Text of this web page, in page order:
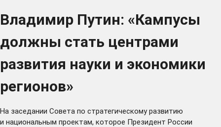
Владимир Путин: «Кампусы
должны стать центрами
развития науки и экономики
регионов»
На заседании Совета по стратегическому развитию
и национальным проектам, которое Президент России